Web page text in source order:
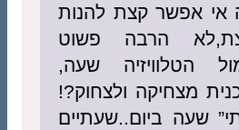
אי אפשר קצת להנות
הרבה פשוט
הטלוויזיה שעה,
מצחיקה ולצחוק?!
שעה ביום..שעתיים